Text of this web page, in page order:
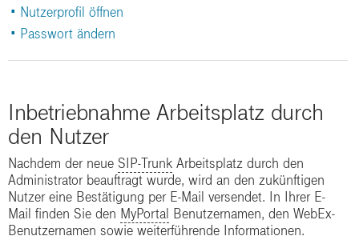
• Nutzerprofil öffnen
• Passwort ändern
Inbetriebnahme Arbeitsplatz durch
den Nutzer
Nachdem der neue SIP-Trunk Arbeitsplatz durch den
Administrator beauftragt wurde, wird an den zukünftigen
Nutzer eine Bestätigung per E-Mail versendet. In Ihrer E-
Mail finden Sie den MyPortal Benutzernamen, den WebEx-
Benutzernamen sowie weiterführende Informationen.